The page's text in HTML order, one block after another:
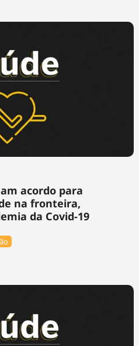
acordo para
na fronteira,
da Covid-19